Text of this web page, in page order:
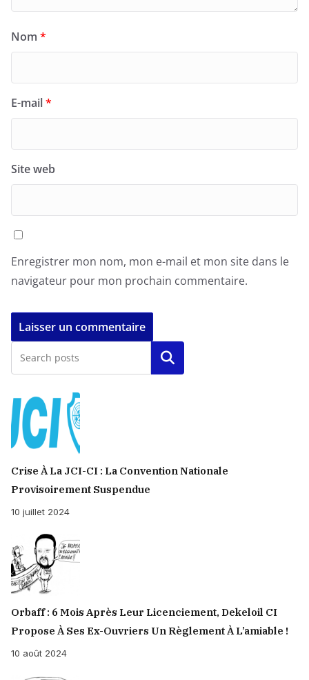
Nom *
E-mail*
Site web
Enregistrer mon nom, mon e-mail et mon site dans le
navigateur pour mon prochain commentaire.
Rechercher
Crise À La JCI-CI : La Convention Nationale
Provisoirement Suspendue
10 juillet 2024
Orbaff : 6 Mois Après Leur Licenciement, Dekeloil CI
Propose À Ses Ex-Ouvriers Un Règlement À L’amiable !
10 août 2024